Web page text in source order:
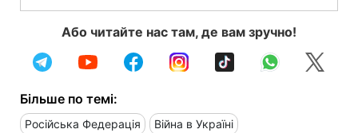
Або читайте нас там, де вам зручно!
Більше по темі:
Російська Федерація Війна в Україні